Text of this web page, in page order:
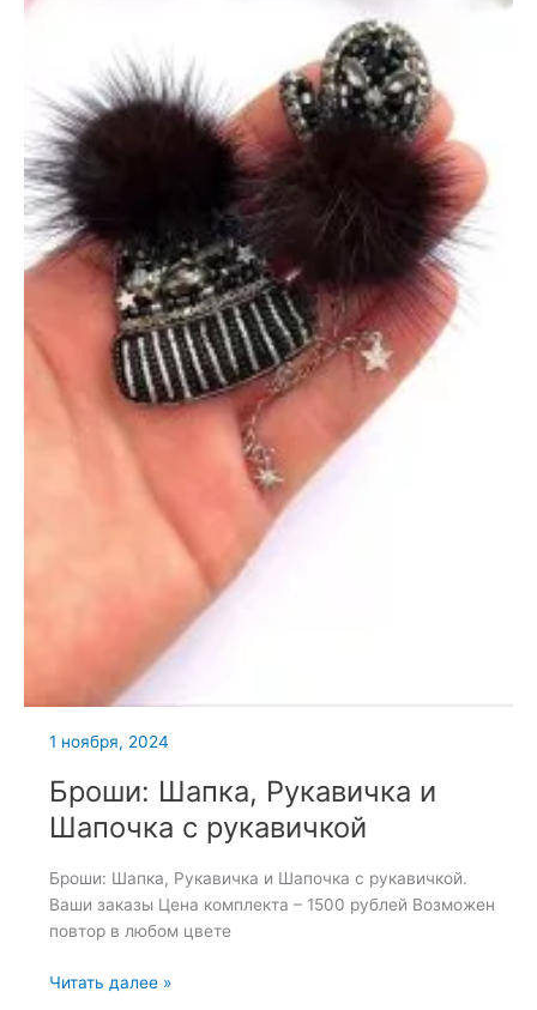
1 ноября, 2024
Броши: Шапка, Рукавичка и
Шапочка с рукавичкой
Броши: Шапка, Рукавичка и Шапочка с рукавичкой.
Ваши заказы Цена комплекта – 1500 рублей Возможен
повтор в любом цвете
Броши:
Читать далее »